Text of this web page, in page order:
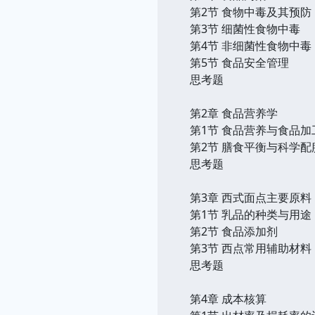
第2节 食物中毒及其预防
第3节 细菌性食物中毒
第4节 非细菌性食物中毒
第5节 食品安全管理
思考题
第2章 食品营养学
第1节 食品营养与食品加
第2节 膳食平衡与科学配
思考题
第3章 西式面点主要原料
第1节 乳品的种类与用途
第2节 食品添加剂
第3节 西点常用辅助材料
思考题
第4章 成本核算